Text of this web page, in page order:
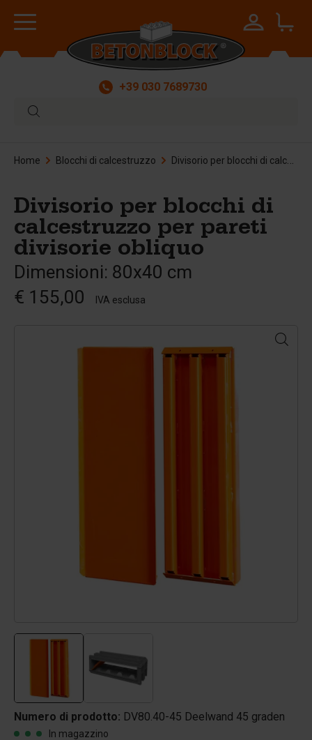
+39 030 7689730
Home Blocchi di calcestruzzo Divisorio per blocchi di calcestruzzo per pareti divisorie obliquo
Divisorio per blocchi di
calcestruzzo per pareti
divisorie obliquo
Dimensioni: 80x40 cm
€ 155,00
IVA esclusa
Numero di prodotto: DV80.40-45 Deelwand 45 graden
In magazzino